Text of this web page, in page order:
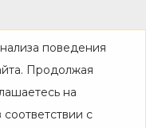
поведения
Продолжая
на
с